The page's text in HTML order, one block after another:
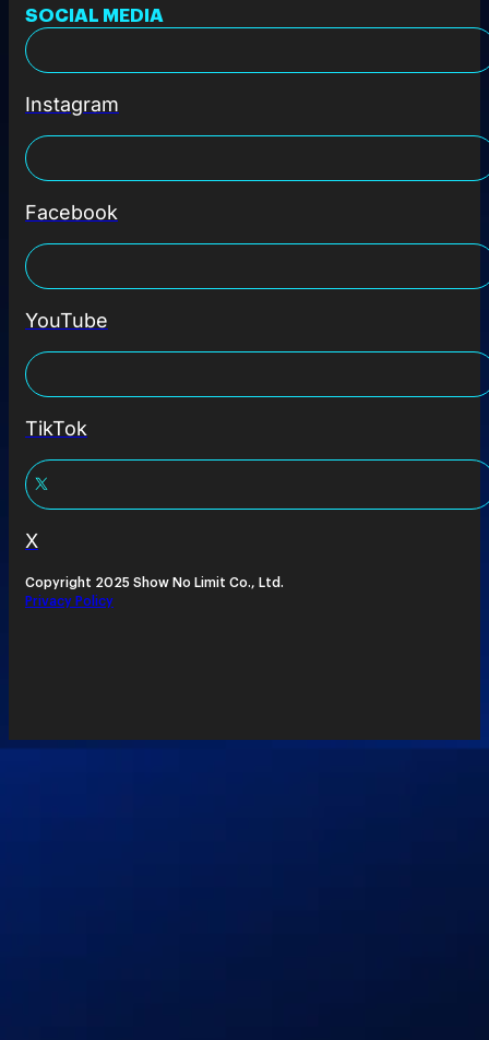
SOCIAL MEDIA
Instagram
Facebook
YouTube
TikTok
X
Copyright 2025 Show No Limit Co., Ltd.
Privacy Policy